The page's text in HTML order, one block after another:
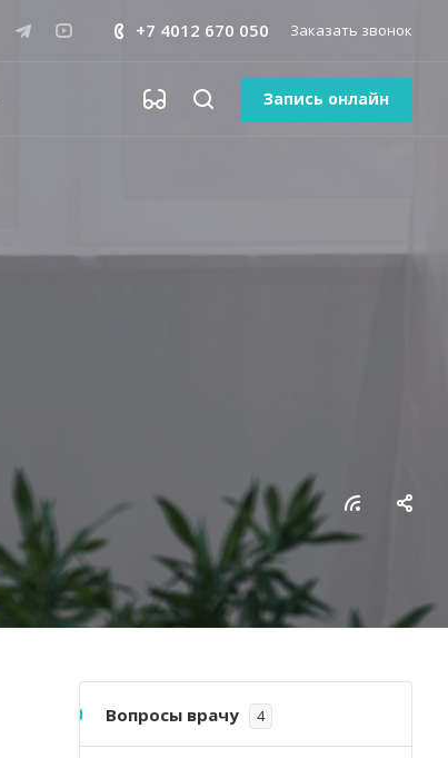
+7 4012 670 050 Заказать звонок
Запись онлайн
Вопросы врачу 4